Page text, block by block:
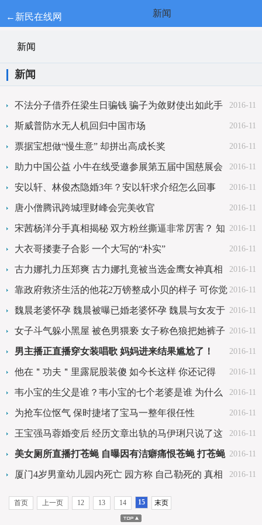
←新民在线网 新闻
新闻
新闻
2016-11
不法分子借乔任梁生日骗钱 骗子为敛财使出如此手
段令人气愤 2016-11
斯威普防水无人机回归中国市场
2016-11
票据宝想做“慢生意” 却拼出高成长奖
2016-11
助力中国公益 小牛在线受邀参展第五届中国慈展会
2016-11
安以轩、林俊杰隐婚3年？安以轩求介绍怎么回事
2016-11
唐小僧腾讯跨城理财峰会完美收官
2016-11
宋茜杨洋分手真相揭秘 双方粉丝撕逼非常厉害？ 知
情人士爆料三大 2016-11
大衣哥搂妻子合影 一个大写的“朴实”
2016-11
古力娜扎力压郑爽 古力娜扎竟被当选金鹰女神真相
令人震惊 2016-11
靠政府救济生活的他花2万镑整成小贝的样子 可你觉
得这是小贝?[组 2016-11
魏晨老婆怀孕 魏晨被曝已婚老婆怀孕 魏晨与女友于
玮9年恋情终开 2016-11
女子斗气躲小黑屋 被色男猥亵 女子称色狼把她裤子
退到膝盖处乱摸 2016-11
男主播正直播穿女装唱歌 妈妈进来结果尴尬了！
2016-11
他在＂功夫＂里露屁股装傻 如今长这样 你还记得
吗？ 2016-11
韦小宝的生父是谁？韦小宝的七个老婆是谁 为什么
陈近南会出现在 2016-11
为抢车位怄气 保时捷堵了宝马一整年很任性
2016-11
王宝强马蓉婚变后 经历文章出轨的马伊琍只说了这
一段话很精辟 2016-11
美女厕所直播打苍蝇 自曝因有洁癖痛恨苍蝇 打苍蝇
泄愤 2016-11
厦门4岁男童幼儿园内死亡 园方称 自己勒死的 真相
究竟是什么？
首页 上一页 12 13 14 15 末页